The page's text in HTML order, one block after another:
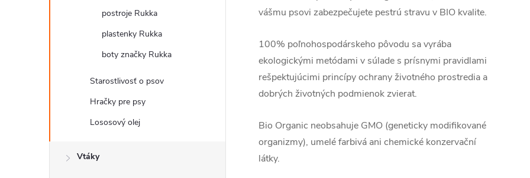
postroje Rukka
plastenky Rukka
boty značky Rukka
Starostlivosť o psov
Hračky pre psy
Lososový olej
Vtáky
vášmu psovi zabezpečujete pestrú stravu v BIO kvalite.
100% poľnohospodárskeho pôvodu sa vyrába
ekologickými metódami v súlade s prísnymi pravidlami
rešpektujúcimi princípy ochrany životného prostredia a
dobrých životných podmienok zvierat.
Bio Organic neobsahuje GMO (geneticky modifikované
organizmy), umelé farbivá ani chemické konzervační
látky.